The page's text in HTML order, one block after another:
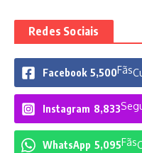
Redes Sociais
Facebook 5,500Fãs
Instagram 8,833
WhatsApp 5,095Fãs